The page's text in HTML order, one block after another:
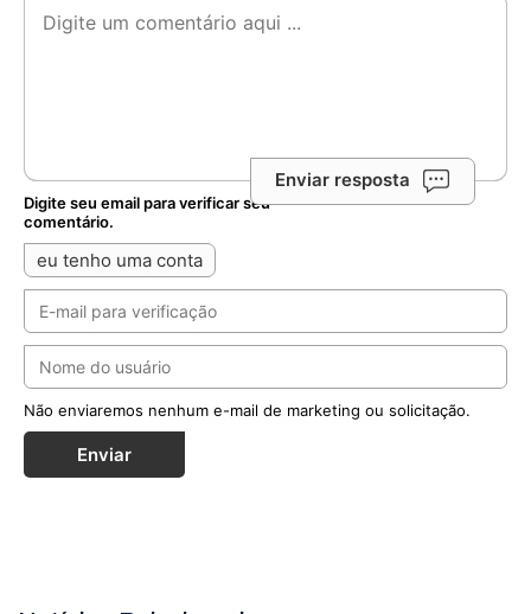
Enviar resposta
Digite seu email para verificar seu
comentário.
eu tenho uma conta
Não enviaremos nenhum e-mail de marketing ou solicitação.
Enviar